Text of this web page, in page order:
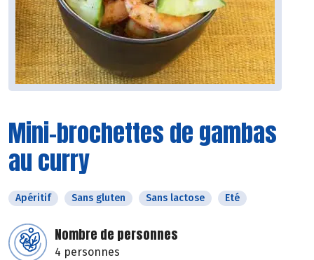
Mini-brochettes de gambas
au curry
Apéritif Sans gluten Sans lactose Eté
Nombre de personnes
4 personnes